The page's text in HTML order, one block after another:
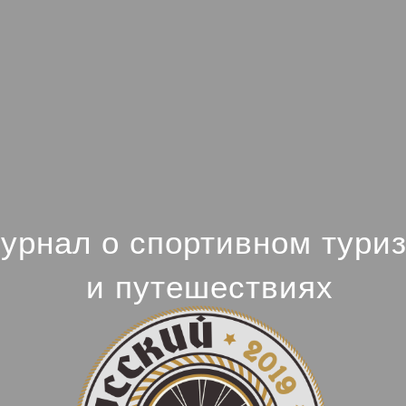
о спортивном
и путешествиях